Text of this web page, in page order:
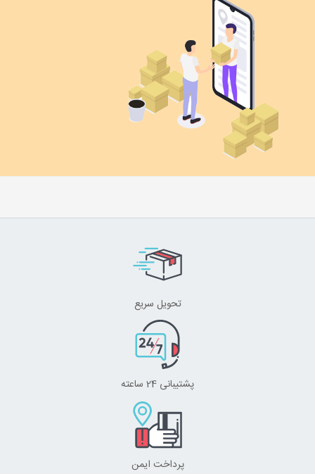
تحویل سریع
پشتیبانی 24 ساعته
پرداخت ایمن